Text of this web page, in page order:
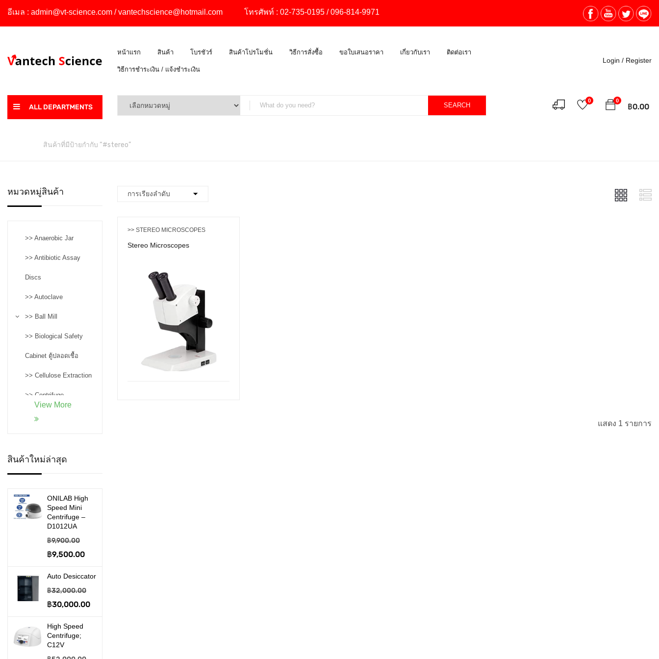
อีเมล : admin@vt-science.com /vantechscience@hotmail.com โทรศัพท์ : 02-735-0195 /096-814-9971
หน้าแรก สินค้า โบรชัวร์ สินค้าโปรโมชั่น วิธีการสั่งซื้อ ขอใบเสนอราคา เกี่ยวกับเรา ติดต่อเรา
วิธีการชำระเงิน / แจ้งชำระเงิน
Login / Register
ALL DEPARTMENTS SEARCH
0
฿0.00
0
สินค้าที่มีป้ายกำกับ “#stereo”
หมวดหมู่สินค้า
>> Anaerobic Jar
>> Antibiotic Assay
Discs
>> Autoclave
>> Ball Mill
>> Biological Safety
Cabinet ตู้ปลอดเชื้อ
>> Cellulose Extraction
>> Centrifuge
>> Desiccator
>> Disposable Product
>> Embedding System
>> Filtration & Suction
เครื่องรันเจล
>> Hot Plate & Stirrer
View More
สินค้าใหม่ล่าสุด
ONILAB High
Speed Mini
Centrifuge –
D1012UA
฿9,900.00
Original
฿9,500.00Current
Auto Desiccator
฿32,000.00
Original
was:
฿32,000.00.
฿30,000.00Current
High Speed
Centrifuge;
C12V
>> STEREO MICROSCOPES
Stereo Microscopes
แสดง 1 รายการ